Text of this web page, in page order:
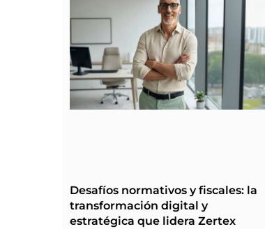
Desafíos normativos y fiscales: la
transformación digital y
estratégica que lidera Zertex